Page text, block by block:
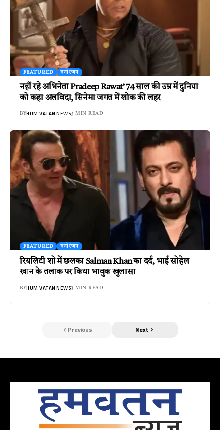
FEATURED मनोरंजन
नहीं रहे अभिनेता Pradeep Rawat’ 74 साल की उम्र में दुनिया
को कहा अलविदा, सिनेमा जगत में शोक की लहर
BYHUM VATAN NEWS3 MIN READ
FEATURED मनोरंजन
रियलिटी शो में छलका Salman Khan का दर्द, भाई सोहेल
खान के तलाक पर किया भावुक खुलासा
BYHUM VATAN NEWS3 MIN READ
Previous Next